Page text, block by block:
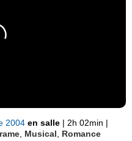
2004en salle | 2h 02min |
Musical
Romance